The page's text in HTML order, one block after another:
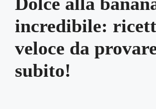
incredibile:
veloce da
subito!